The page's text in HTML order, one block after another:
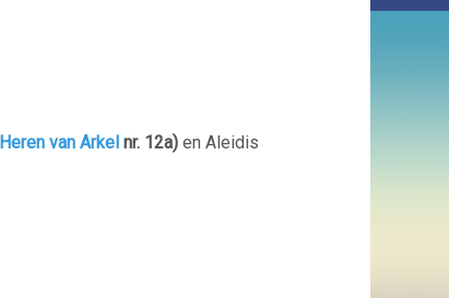
Heren van Arkel nr. 12a) en Aleidis